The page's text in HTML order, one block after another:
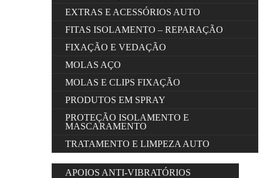
EXTRAS E ACESSÓRIOS AUTO
FITAS ISOLAMENTO – REPARAÇÃO
FIXAÇÃO E VEDAÇÃO
MOLAS AÇO
MOLAS E CLIPS FIXAÇÃO
PRODUTOS EM SPRAY
PROTEÇÃO ISOLAMENTO E
MASCARAMENTO
TRATAMENTO E LIMPEZA AUTO
APOIOS ANTI-VIBRATÓRIOS